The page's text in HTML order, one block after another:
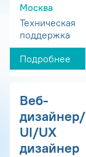
Москва
Техническая
поддержка
Подробнее
Веб-
дизайнер/
UI/UX
дизайнер